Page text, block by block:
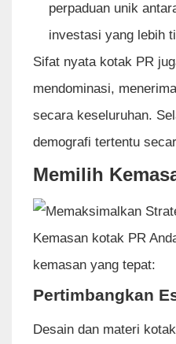
perpaduan unik
investasi yang lebih
Sifat nyata kotak PR
mendominasi,
secara keseluruhan.
demografi tertentu
Memilih
Kemasan kotak PR
kemasan yang tepat:
Pertimbangkan
Desain dan materi